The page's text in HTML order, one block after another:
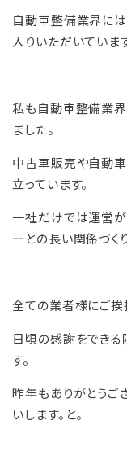
自動車整備業界に
入りいただいていま
私も自動車整備業
ました。
中古車販売や自動
立っています。
一社だけでは運営
ーとの長い関係づく
全ての業者様にご
日頃の感謝をできる
す。
昨年もありがとうご
いします。と。